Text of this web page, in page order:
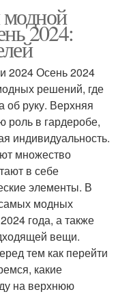
2024:
2024 Осень 2024
решений, где
об руку. Верхняя
роль в гардеробе,
индивидуальность.
множество
в себе
элементы. В
модных
года, а также
вещи.
тем как перейти
какие
на верхнюю